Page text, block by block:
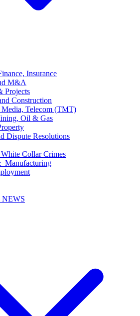
Insurance
M&A
Projects
Construction
Media, Telecom (TMT)
Oil & Gas
Dispute Resolutions
Collar Crimes
Manufacturing